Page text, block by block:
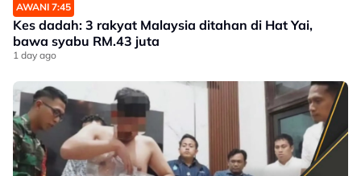
AWANI 7:45
Kes dadah: 3 rakyat Malaysia ditahan di Hat Yai,
bawa syabu RM.43 juta
1 day ago